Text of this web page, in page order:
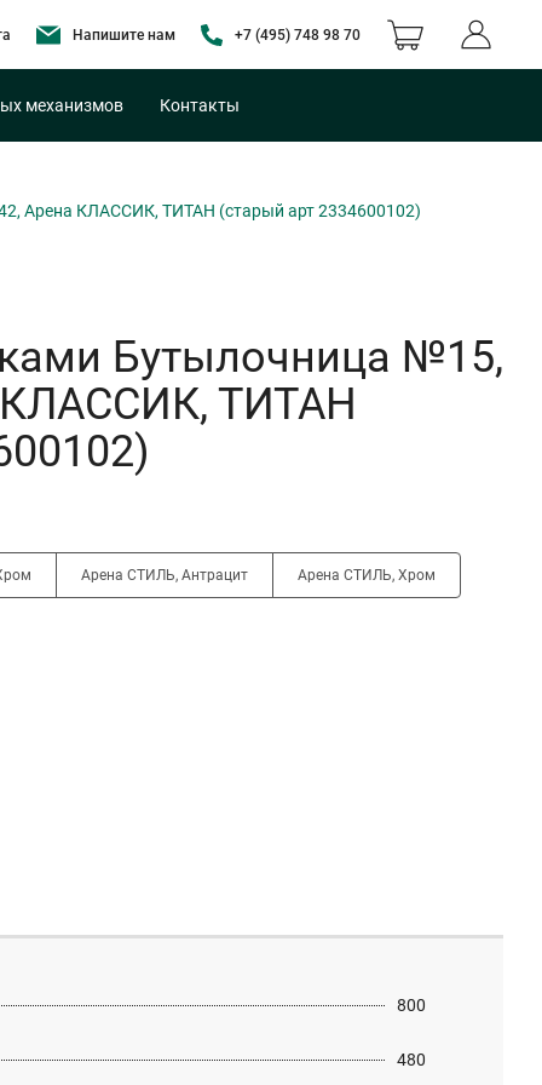
Напишите нам +7 (495) 748 98 70
механизмов Контакты
Арена КЛАССИК, ТИТАН (старый арт 2334600102)
Бутылочница №15,
КЛАССИК, ТИТАН
Арена СТИЛЬ, Антрацит Арена СТИЛЬ, Хром
800
480